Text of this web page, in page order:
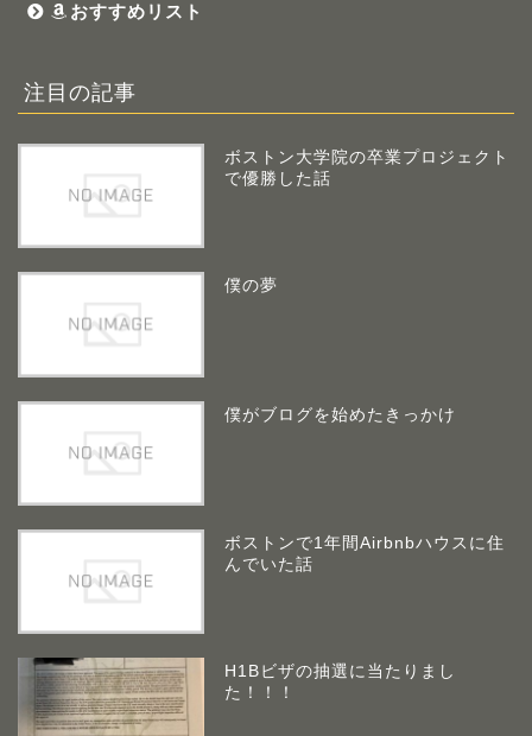
おすすめリスト
注目の記事
ボストン大学院の卒業プロジェクト
で優勝した話
僕の夢
僕がブログを始めたきっかけ
ボストンで1年間Airbnbハウスに住
んでいた話
H1Bビザの抽選に当たりまし
た！！！